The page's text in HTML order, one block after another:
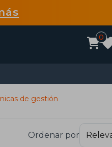
0
de gestión
Ordenar por